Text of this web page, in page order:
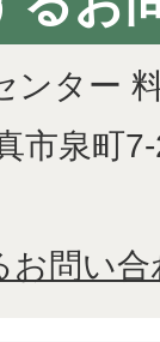
ンター
市泉町
お問い合